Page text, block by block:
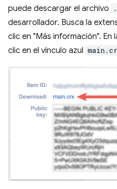
puede descargar el archivo
desarrollador. Busca la
clic en "Más información". En
clic en el vínculo azul